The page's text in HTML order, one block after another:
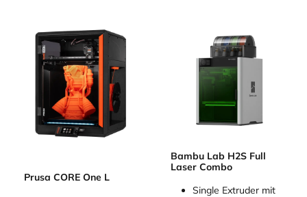
Prusa CORE One L
Bambu Lab H2S Full
Laser Combo
Single Extruder mit